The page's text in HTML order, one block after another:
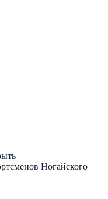
Ногайского